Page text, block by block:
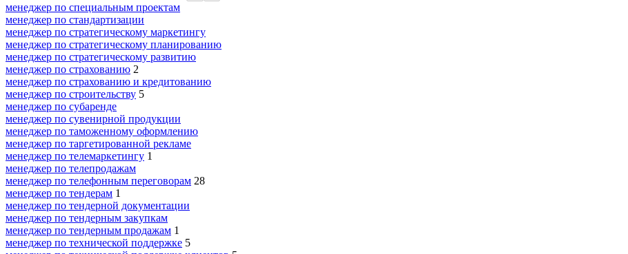
менеджер по специальным проектам
менеджер по стандартизации
менеджер по стратегическому маркетингу
менеджер по стратегическому планированию
менеджер по стратегическому развитию
менеджер по страхованию 2
менеджер по страхованию и кредитованию
менеджер по строительству 5
менеджер по субаренде
менеджер по сувенирной продукции
менеджер по таможенному оформлению
менеджер по таргетированной рекламе
менеджер по телемаркетингу 1
менеджер по телепродажам
менеджер по телефонным переговорам 28
менеджер по тендерам 1
менеджер по тендерной документации
менеджер по тендерным закупкам
менеджер по тендерным продажам 1
менеджер по технической поддержке 5